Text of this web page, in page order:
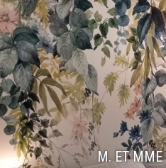
M. ET MME